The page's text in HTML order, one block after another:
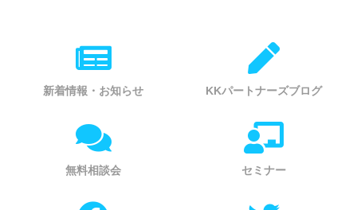
新着情報・お知らせ KKパートナーズブログ
無料相談会 セミナー